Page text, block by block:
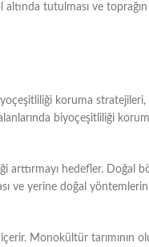
tutulması ve toprağın
koruma stratejileri,
biyoçeşitliliği
arttırmayı hedefler. Doğal
ve yerine doğal
içerir. Monokültür tarımının